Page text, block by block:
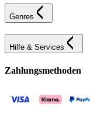
Genres
Hilfe & Services
Zahlungsmethoden